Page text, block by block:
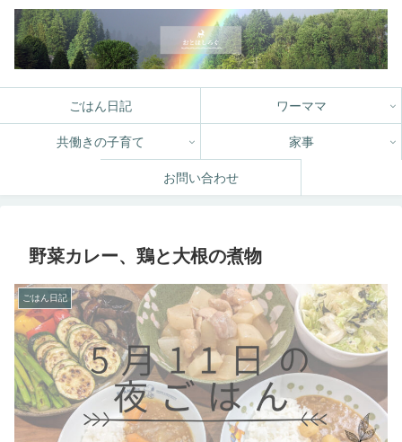
ごはん日記 ワーママ
共働きの子育て 家事
お問い合わせ
野菜カレー、鶏と大根の煮物
ごはん日記